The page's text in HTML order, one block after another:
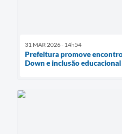
31 MAR 2026 - 14h54
Prefeitura promove
Down e inclusão educacional